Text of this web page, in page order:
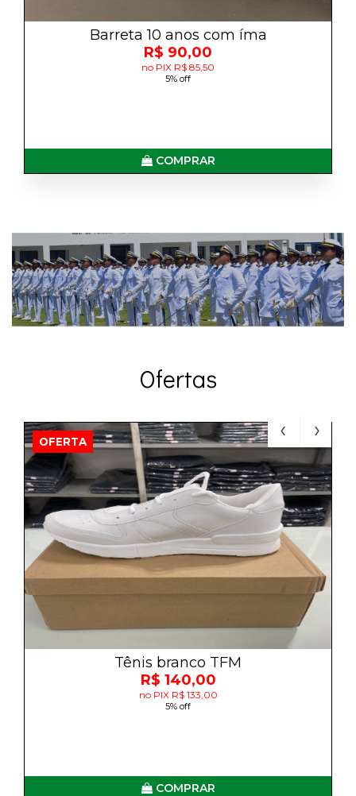
Barreta 10 anos com íma
R$ 90,00
no PIX R$ 85,50
5% off
COMPRAR
Ofertas
OFERTA
Tênis branco TFM
R$ 140,00
no PIX R$ 133,00
5% off
COMPRAR